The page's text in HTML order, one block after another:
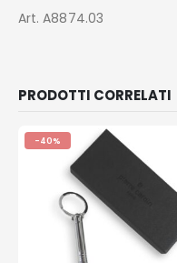
Art. A8874.03
PRODOTTI CORRELATI
-40%